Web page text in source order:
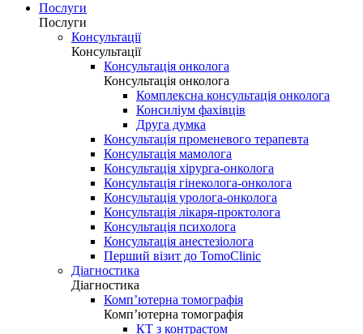
Послуги
Послуги
Консультації
Консультації
Консультація онколога
Консультація онколога
Комплексна консультація онколога
Консиліум фахівців
Друга думка
Консультація променевого терапевта
Консультація мамолога
Консультація хірурга-онколога
Консультація гінеколога-онколога
Консультація уролога-онколога
Консультація лікаря-проктолога
Консультація психолога
Консультація анестезіолога
Перший візит до TomoClinic
Діагностика
Діагностика
Комп’ютерна томографія
Комп’ютерна томографія
КТ з контрастом